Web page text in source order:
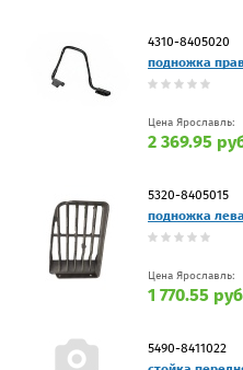
4310-8405020
подножка
Цена Ярославль:
2 369.95
5320-8405015
подножка
Цена Ярославль:
1 770.55
5490-8411022